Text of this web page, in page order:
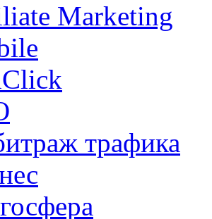
Marketing
трафика